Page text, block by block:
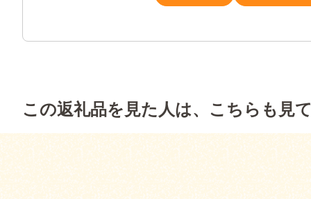
この返礼品を見た人は、こちらも見